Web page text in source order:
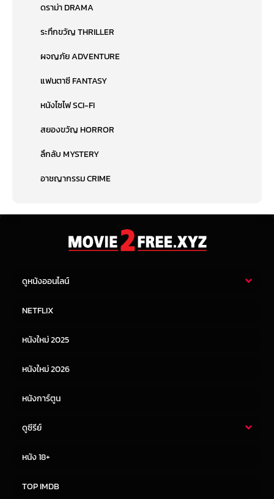
ดราม่า DRAMA
ระทึกขวัญ THRILLER
ผจญภัย ADVENTURE
แฟนตาซี FANTASY
หนังไซไฟ SCI-FI
สยองขวัญ HORROR
ลึกลับ MYSTERY
อาชญากรรม CRIME
ดูหนังออนไลน์
หนังจีน
NETFLIX
หนังใหม่ 2025
หนังใหม่ 2026
หนังการ์ตูน
ดูซีรีย์
หนัง 18+
TOP IMDB